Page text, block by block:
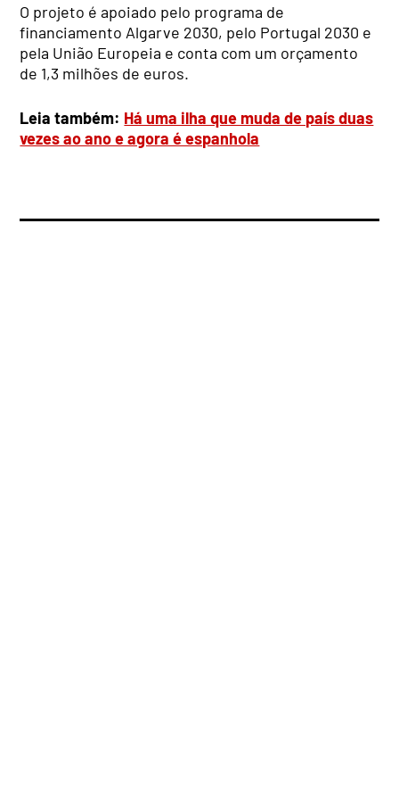
O projeto é apoiado pelo programa de
financiamento Algarve 2030, pelo Portugal 2030 e
pela União Europeia e conta com um orçamento
de 1,3 milhões de euros.
Leia também: Há uma ilha que muda de país duas
vezes ao ano e agora é espanhola